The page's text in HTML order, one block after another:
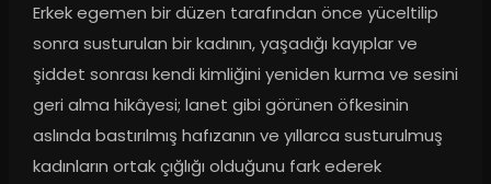
Erkek egemen bir düzen tarafından önce yüceltilip
sonra susturulan bir kadının, yaşadığı kayıplar ve
şiddet sonrası kendi kimliğini yeniden kurma ve sesini
geri alma hikâyesi; lanet gibi görünen öfkesinin
aslında bastırılmış hafızanın ve yıllarca susturulmuş
kadınların ortak çığlığı olduğunu fark ederek